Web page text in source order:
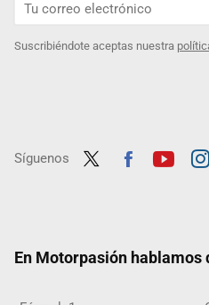
Suscribiéndote aceptas nuestra
Síguenos
En Motorpasión hablamos